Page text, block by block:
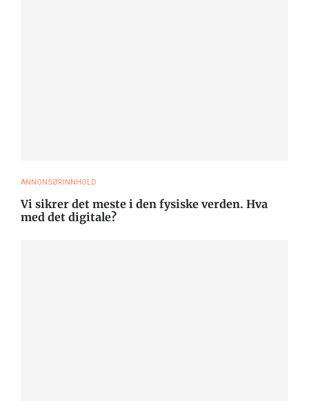
ANNONSØRINNHOLD
Vi sikrer det meste i den fysiske verden. Hva
med det digitale?